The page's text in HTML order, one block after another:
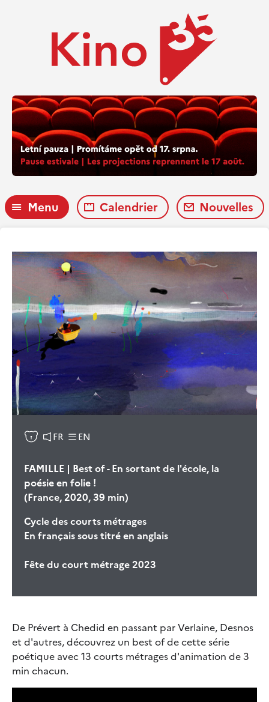
Menu Calendrier Nouvelles
FR EN
FAMILLE | Best of - En sortant de l'école, la
poésie en folie !
(France, 2020, 39 min)
Cycle des courts métrages
En français sous titré en anglais
Fête du court métrage 2023
De Prévert à Chedid en passant par Verlaine, Desnos
et d'autres, découvrez un best of de cette série
poétique avec 13 courts métrages d'animation de 3
min chacun.